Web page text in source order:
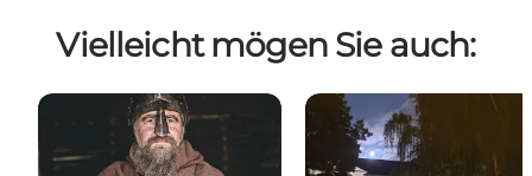
Vielleicht mögen Sie auch: